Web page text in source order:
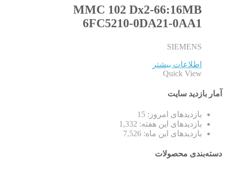
MMC 102 Dx2-66:16MB
6FC5210-0DA21-0AA1
SIEMENS
اطلاعات بیشتر
Quick View
آمار بازدید سایت
بازدیدهای امروز: 15
بازدیدهای این هفته: 1,332
بازدیدهای این ماه: 7,526
دسته‌بندی محصولات